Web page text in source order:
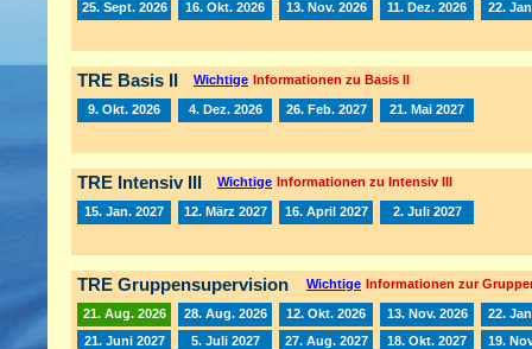
25. Sept. 2026 16. Okt. 2026 13. Nov. 2026 11. Dez. 2026 22.
TRE Basis II Wichtige Informationen zu Basis II
9. Okt. 2026 4. Dez. 2026 26. Feb. 2027 21. Mai 2027
TRE Intensiv III Wichtige Informationen zu Intensiv III
15. Jan. 2027 12. März 2027 16. April 2027 2. Juli 2027
TRE Gruppensupervision Wichtige Informationen zur
21. Aug. 2026 28. Aug. 2026 12. Okt. 2026 13. Nov. 2026
22.
21. Juni 2027
5. Juli 2027 27. Aug. 2027 18. Okt. 2027 19.